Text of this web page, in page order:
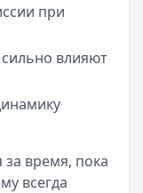
при
влияют
время, пока
всегда